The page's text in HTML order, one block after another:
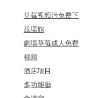
草莓视频污免费下
载場館
劇場草莓成人免费
视频
酒店項目
多功能廳